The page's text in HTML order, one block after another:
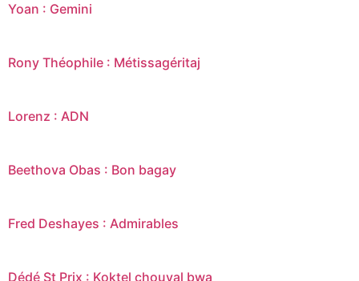
Yoan : Gemini
Rony Théophile : Métissagéritaj
Lorenz : ADN
Beethova Obas : Bon bagay
Fred Deshayes : Admirables
Dédé St Prix : Koktel chouval bwa